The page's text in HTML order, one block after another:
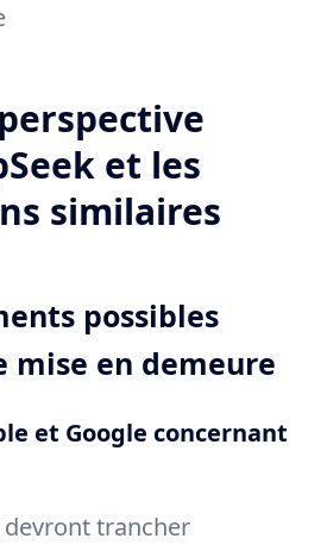
et les
similaires
possibles
mise en demeure
et Google concernant
trancher